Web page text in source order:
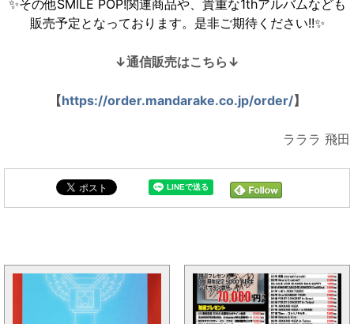
✨その他SMILE POP!関連商品や、貴重な1thアルバムなども
販売予定となっております。是非ご期待ください!!✨
↓通信販売はこちら↓
【https://order.mandarake.co.jp/order/】
ラララ 飛田